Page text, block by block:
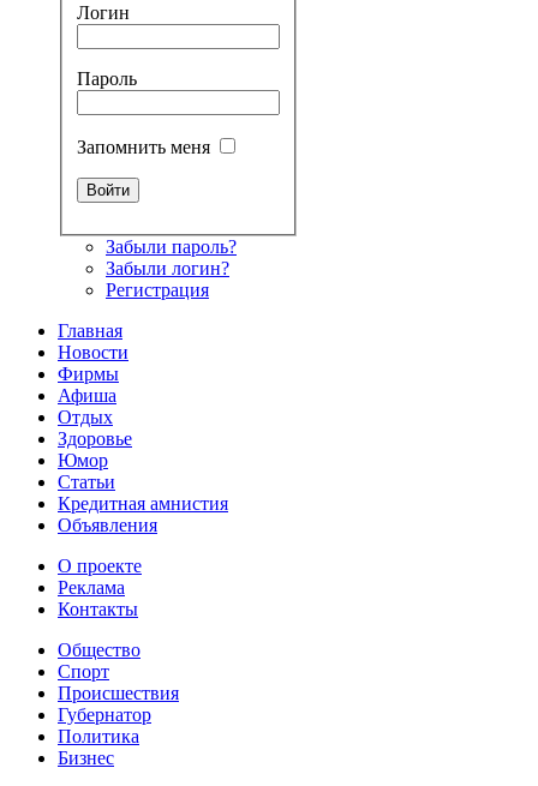
Логин
Пароль
Запомнить меня
Забыли пароль?
Забыли логин?
Регистрация
Главная
Новости
Фирмы
Афиша
Отдых
Здоровье
Юмор
Статьи
Кредитная амнистия
Объявления
О проекте
Реклама
Контакты
Общество
Спорт
Происшествия
Губернатор
Политика
Бизнес